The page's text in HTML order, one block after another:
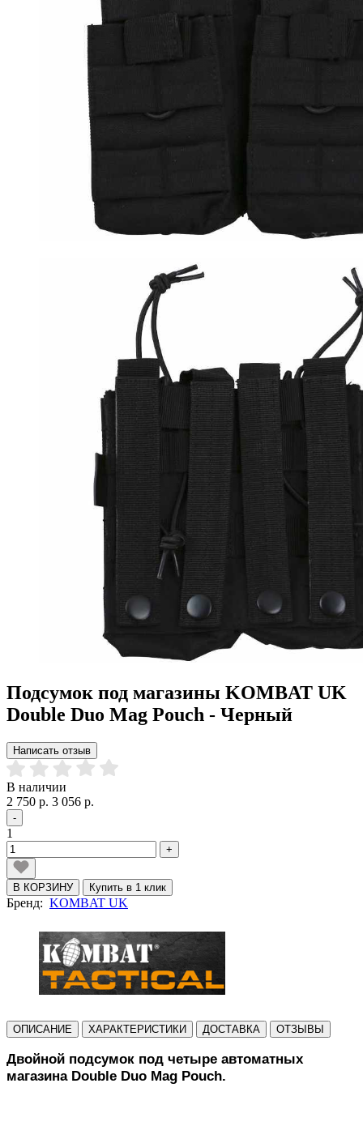
Подсумок под магазины KOMBAT UK
Double Duo Mag Pouch - Черный
Написать отзыв
В наличии
2 750 р. 3 056 р.
-
1
+
В КОРЗИНУ Купить в 1 клик
Бренд: KOMBAT UK
ОПИСАНИЕ ХАРАКТЕРИСТИКИ ДОСТАВКА ОТЗЫВЫ
Двойной подсумок под четыре автоматных
магазина Double Duo Mag Pouch.